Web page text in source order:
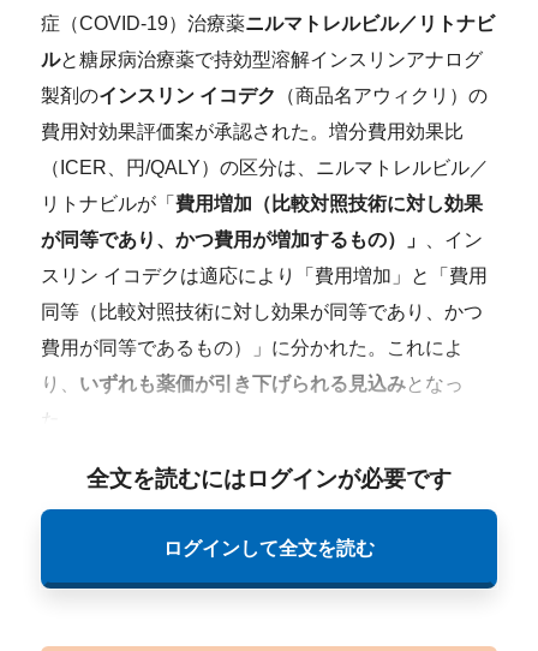
症（COVID-19）治療薬ニルマトレルビル／リトナビ
ルと糖尿病治療薬で持効型溶解インスリンアナログ
製剤のインスリン イコデク
（商品名アウィクリ）の
費用対効果評価案が承認された。増分費用効果比
（ICER、円/QALY）の区分は、ニルマトレルビル／
リトナビルが「費用増加（比較対照技術に対し効果
が同等であり、かつ費用が増加するもの）」
、イン
スリン イコデクは適応により「費用増加」と「費用
同等（比較対照技術に対し効果が同等であり、かつ
費用が同等であるもの）」に分かれた。これによ
り、 いずれも薬価が引き下げられる見込みとなっ
た。
全文を読むにはログインが必要です
ログインして全文を読む